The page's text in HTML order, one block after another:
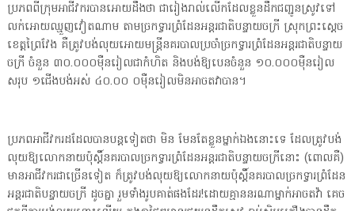
ប្រភពពីក្រុមអាជីវករបានអោយដឹងថា ជារៀងរាល់លើកដែលខ្លួនដឹកជញ្ជូនស្រូវទៅ
លក់អោយឈ្មួញវៀតណាម តាមច្រកទ្វារព្រំដែនអន្តរជាតិបន្ទាយចក្រី ស្រុកព្រះស្ដេច
ខេត្តព្រៃវែង គឺត្រូវបង់លុយអោយមន្ត្រីនគរបាលប្រចាំច្រកទ្វារព្រំដែនអន្តរជាតិបន្ទាយ
ចក្រី ចំនួន ៣០.០០០ម៉ឺនរៀលជាកំហិត និងបង់ឱ្យបេនចំនួន ១០.០០០ម៉ឺនរៀល
សរុប ១ជើងបង់អស់ ៤០.០០ ០ម៉ឺនរៀលមិនអាចតវាបាន។
ប្រភពអាជីវករដដែលបានបន្តទៀតថា មិន មែនតែខ្លួនម្នាក់ឯងនោះទេ ដែលត្រូវបង់
លុយឱ្យលោកនាយប៉ុស្តិ៍នគរបាលច្រកទ្វារព្រំដែនអន្តរជាតិបន្ទាយចក្រីនោះ (ពោលគឺ)
មានអាជីវករជាច្រើនទៀត ក៏ត្រូវបង់លុយឱ្យលោកនាយប៉ុស្តិ៍នគរបាលច្រកទ្វារព្រំដែន
អន្តរជាតិបន្ទាយចក្រី ដូចគ្នា រួមទាំងរូបគាត់ផងដែរ!ដោយគ្មាននរណាម្នាក់អាចតវ៉ា គេច